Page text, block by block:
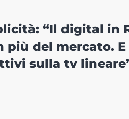
“Il digital in
del mercato.
sulla tv